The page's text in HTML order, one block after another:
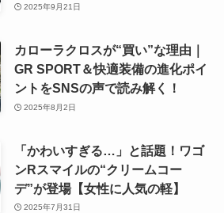
2025年9月21日
カローラクロスが“買い”な理由｜
GR SPORT＆快適装備の進化ポイ
ントをSNSの声で読み解く！
2025年8月2日
「かわいすぎる…」と話題！ワゴ
ンRスマイルの“クリームコー
デ”が登場【女性に人気の軽】
2025年7月31日